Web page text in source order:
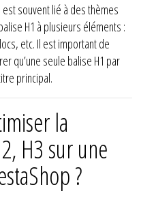
souvent lié à des thèmes
H1 à plusieurs éléments :
etc. Il est important de
qu’une seule balise H1 par
principal.
la
H3 sur une
?